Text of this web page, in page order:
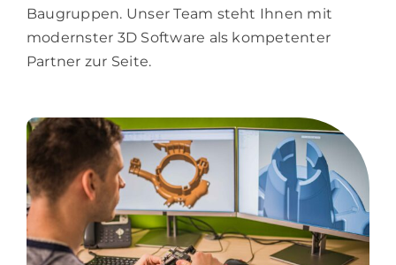
Baugruppen. Unser Team steht Ihnen mit
modernster 3D Software als kompetenter
Partner zur Seite.